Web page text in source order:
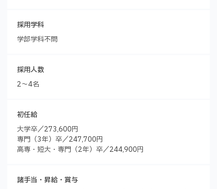
採用学科
学部学科不問
採用人数
2～4名
初任給
大学卒／273,600円
専門（3年）卒／247,700円
高専・短大・専門（2年）卒／244,900円
諸手当・昇給・賞与